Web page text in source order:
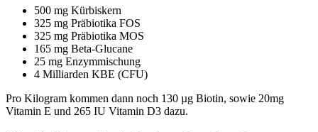
500 mg Kürbiskern
325 mg Präbiotika FOS
325 mg Präbiotika MOS
165 mg Beta-Glucane
25 mg Enzymmischung
4 Milliarden KBE (CFU)
Pro Kilogram kommen dann noch 130 µg Biotin, sowie 20mg
Vitamin E und 265 IU Vitamin D3 dazu.